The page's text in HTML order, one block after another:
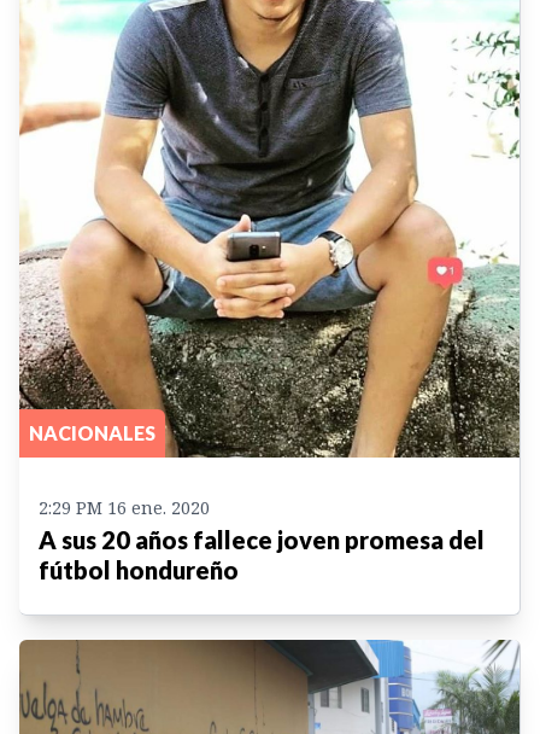
NACIONALES
2:29 PM 16 ene. 2020
A sus 20 años fallece joven promesa del
fútbol hondureño